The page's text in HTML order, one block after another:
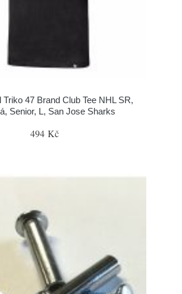
Triko 47 Brand Club Tee NHL SR,
Senior, L, San Jose Sharks
494 Kč